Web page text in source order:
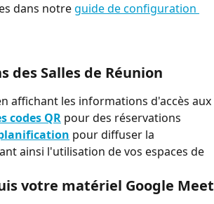
dans notre guide de configuration
Salles de Réunion
affichant les informations d'accès aux
codes QR pour des réservations
pour diffuser la
ainsi l'utilisation de vos espaces de
votre matériel Google Meet